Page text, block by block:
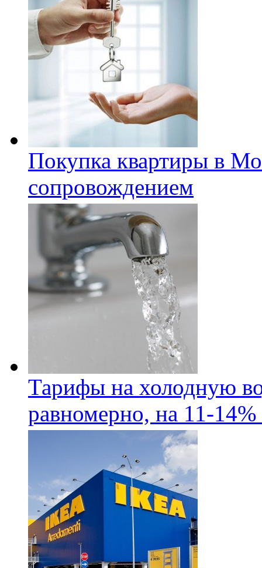
Покупка квартиры в
сопровождением
Тарифы на холодную
равномерно, на 11-14%